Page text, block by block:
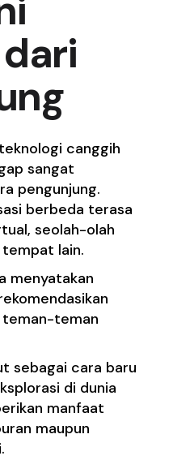
canggih
sangat
pengunjung.
berbeda terasa
seolah-olah
lain.
menyatakan
teman-teman
sebagai cara baru
di dunia
manfaat
maupun